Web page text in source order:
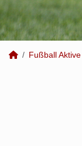
Fußball Aktive